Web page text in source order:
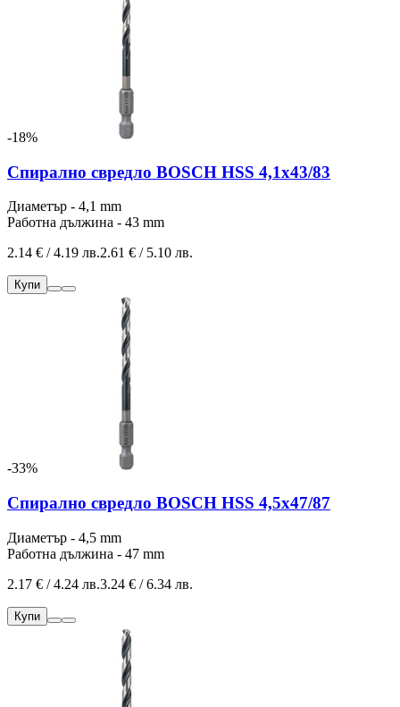
-18%
Спирално свредло BOSCH HSS 4,1x43/83
Диаметър - 4,1 mm
Работна дължина - 43 mm
2.14 € / 4.19 лв.2.61 € / 5.10 лв.
Купи
-33%
Спирално свредло BOSCH HSS 4,5x47/87
Диаметър - 4,5 mm
Работна дължина - 47 mm
2.17 € / 4.24 лв.3.24 € / 6.34 лв.
Купи